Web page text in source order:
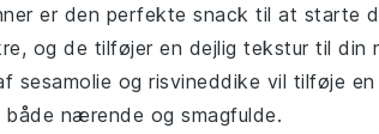
er den perfekte snack til at starte
og de tilføjer en dejlig tekstur til din
sesamolie og risvineddike vil tilføje en
nærende og smagfulde.